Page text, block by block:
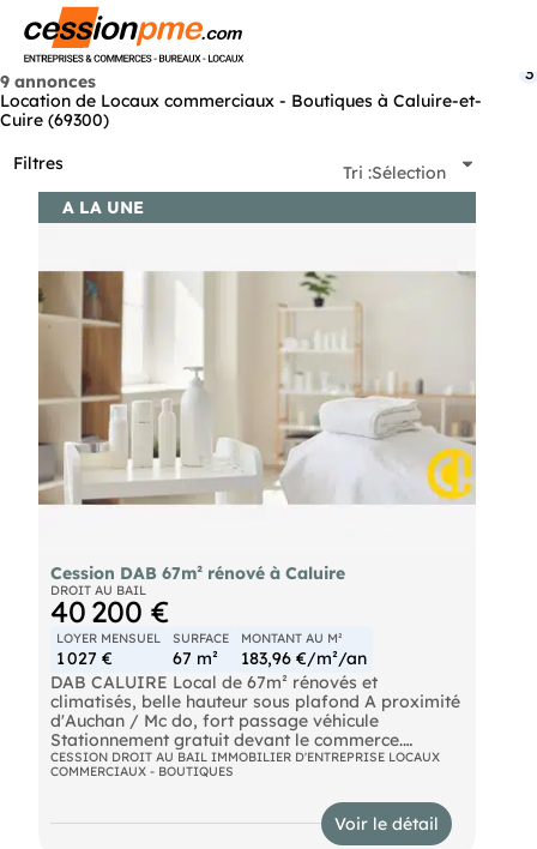
9 annonces
Location de Locaux commerciaux - Boutiques à Caluire-et-
Cuire (69300)
Filtres
3
Tri :Sélection
A LA UNE
Cession DAB 67m² rénové à Caluire
DROIT AU BAIL
40 200 €
LOYER MENSUEL
1 027 €
SURFACE
67 m²
MONTANT AU M²
183,96 €/m²/an
DAB CALUIRE Local de 67m² rénovés et
climatisés, belle hauteur sous plafond A proximité
d'Auchan / Mc do, fort passage véhicule
Stationnement gratuit devant le commerce.
Contactez nous pour plus d'informations !
CESSION DROIT AU BAIL IMMOBILIER D'ENTREPRISE LOCAUX
COMMERCIAUX - BOUTIQUES
Voir le détail